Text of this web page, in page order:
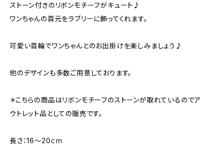
ストーン付きのリボンモチーフがキュート♪
ワンちゃんの首元をラブリーに飾ってくれます。
可愛い首輪でワンちゃんとのお出掛けを楽しみましょう♪
他のデザインも多数ご用意しております。
＊こちらの商品はリボンモチーフのストーンが取れているのでア
ウトレット品としての販売です。
長さ：16～20ｃｍ